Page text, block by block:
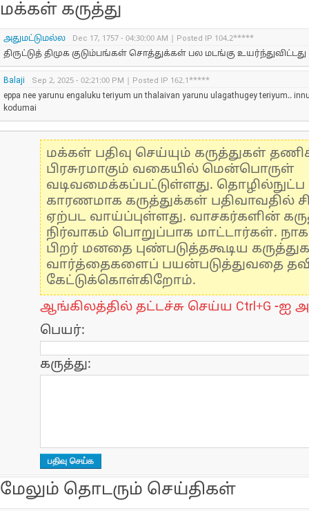
மக்கள் கருத்து
அதுமட்டுமல்ல
Dec 17, 1757 - 04:30:00 AM | Posted IP 104.2*****
திருட்டுத் திமுக குடும்பங்கள் சொத்துக்கள் பல மடங்கு உயர்ந்துவிட்டது
Balaji
Sep 2, 2025 - 02:21:00 PM | Posted IP 162.1*****
eppa nee yarunu engaluku teriyum un thalaivan yarunu ulagathugey teriyum..
kodumai
மக்கள் பதிவு செய்யும் கருத்துகள்
பிரசுரமாகும் வகையில் மென்பொருள்
வடிவமைக்கப்பட்டுள்ளது.
காரணமாக கருத்துக்கள் பதிவாவதில்
ஏற்பட வாய்ப்புள்ளது. வாசகர்களின்
நிர்வாகம் பொறுப்பாக மாட்டார்கள்.
பிறர் மனதை புண்படுத்தகூடிய
வார்த்தைகளைப் பயன்படுத்துவதை
கேட்டுக்கொள்கிறோம்.
ஆங்கிலத்தில் தட்டச்சு செய்ய Ctrl+G -ஐ
பெயர்:
கருத்து:
மேலும் தொடரும் செய்திகள்